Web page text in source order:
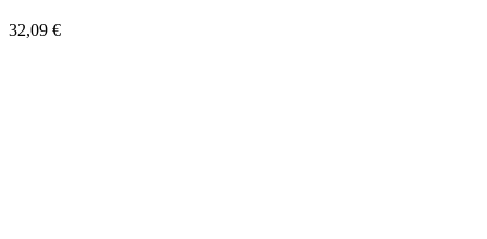
32,09 €